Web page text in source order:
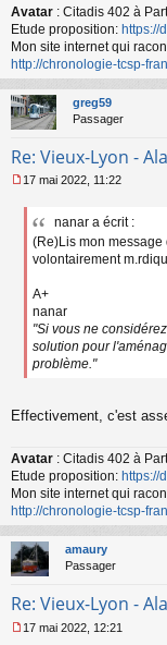
Avatar : Citadis 402 à
Etude proposition: https://
Mon site internet qui
http://chronologie-tcsp-
greg59
Passager
Re: Vieux-Lyon -
e
17 mai 2022, 11:22
nanar a écrit :
(Re)Lis mon
volontairement
A+
nanar
"Si vous ne
solution pour
problème."
Effectivement, c'est
Avatar : Citadis 402 à
Etude proposition: https://
Mon site internet qui
http://chronologie-tcsp-
amaury
Passager
Re: Vieux-Lyon -
17 mai 2022, 12:21